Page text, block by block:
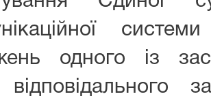
одного із
відповідального